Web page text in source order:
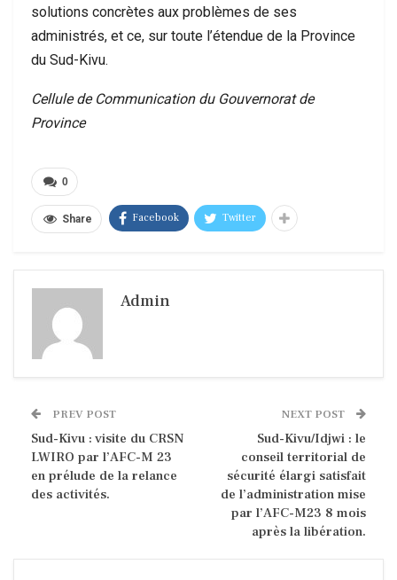
solutions concrètes aux problèmes de ses
administrés, et ce, sur toute l’étendue de la Province
du Sud-Kivu.
Cellule de Communication du Gouvernorat de
Province
0
Share Facebook Twitter
Admin
PREV POST
Sud-Kivu : visite du CRSN
LWIRO par l’AFC-M 23
en prélude de la relance
des activités.
NEXT POST
Sud-Kivu/Idjwi : le
conseil territorial de
sécurité élargi satisfait
de l’administration mise
par l’AFC-M23 8 mois
après la libération.